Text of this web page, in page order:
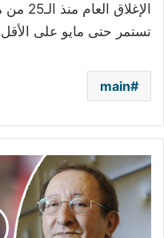
تستمر حتى مايو على الأقل
main
زيدان
ناعيًا
إيدير:
ميزت
طفولتي